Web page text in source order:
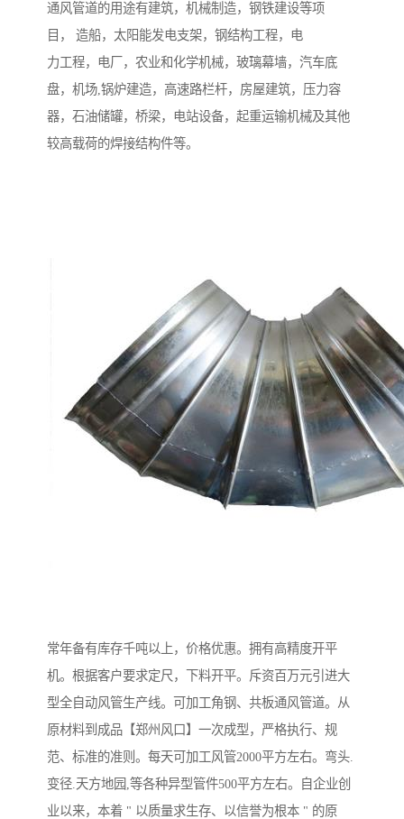
通风管道的用途有建筑，机械制造，钢铁建设等项
目， 造船，太阳能发电支架，钢结构工程，电
力工程，电厂，农业和化学机械，玻璃幕墙，汽车底
盘，机场,锅炉建造，高速路栏杆，房屋建筑，压力容
器，石油储罐，桥梁，电站设备，起重运输机械及其他
较高载荷的焊接结构件等。
常年备有库存千吨以上，价格优惠。拥有高精度开平
机。根据客户要求定尺，下料开平。斥资百万元引进大
型全自动风管生产线。可加工角钢、共板通风管道。从
原材料到成品【郑州风口】一次成型，严格执行、规
范、标准的准则。每天可加工风管2000平方左右。弯头.
变径.天方地园,等各种异型管件500平方左右。自企业创
业以来，本着 " 以质量求生存、以信誉为根本 " 的原